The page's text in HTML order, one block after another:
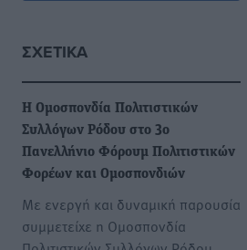
ΣΧΕΤΙΚΆ
Η Ομοσπονδία Πολιτιστικών
Συλλόγων Ρόδου στο 3ο
Πανελλήνιο Φόρουμ Πολιτιστικών
Φορέων και Ομοσπονδιών
Με ενεργή και δυναμική παρουσία
συμμετείχε η Ομοσπονδία